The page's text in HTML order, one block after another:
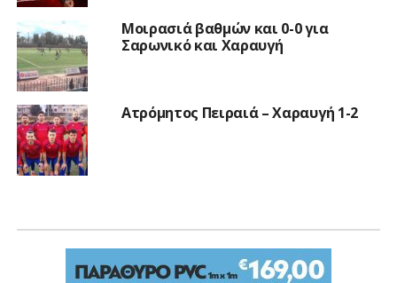
Μοιρασιά βαθμών και 0-0 για
Σαρωνικό και Χαραυγή
Ατρόμητος Πειραιά – Χαραυγή 1-2